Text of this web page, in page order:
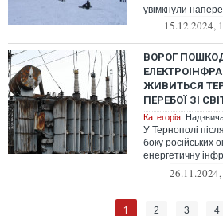
увімкнули
15.12.2024,
ВОРОГ
ЖИВИТЬСЯ
ПЕРЕБОЇ ЗІ
Категорія:
У Тернополі
боку російських
енергетичну
роботи з
1 2 3 4